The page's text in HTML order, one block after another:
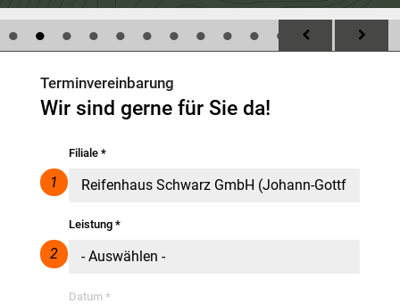
Reifen- und Radwechsel
Saisoncheck
Scheibenreparatur
Stoßdämpfer
1 2 3 4 5 6 7 8 9 10 11
Terminvereinbarung
Wir sind gerne für Sie da!
1
Filiale*
2
Leistung*
Datum*